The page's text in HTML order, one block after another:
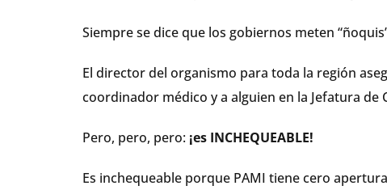
Siempre se dice que los gobiernos meten
El director del organismo para toda la región
coordinador médico y a alguien en la Jefatura de
Pero, pero, pero: ¡es INCHEQUEABLE!
Es inchequeable porque PAMI tiene cero